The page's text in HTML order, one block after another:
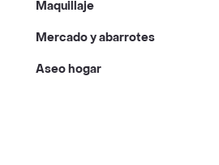
Maquillaje
Mercado y abarrotes
Aseo hogar